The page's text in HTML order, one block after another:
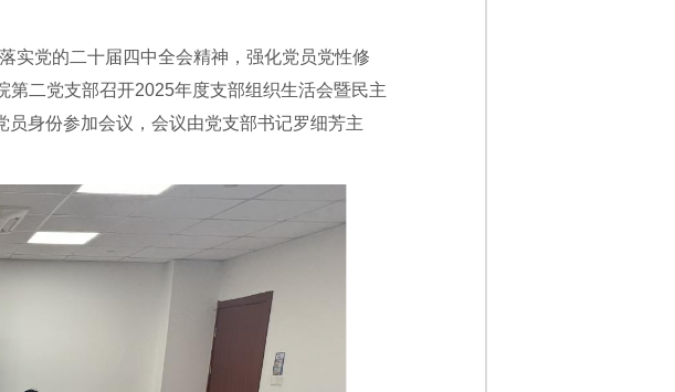
实党的二十届四中全会精神，强化党员党性修
二党支部召开2025年度支部组织生活会暨民主
员身份参加会议，会议由党支部书记罗细芳主